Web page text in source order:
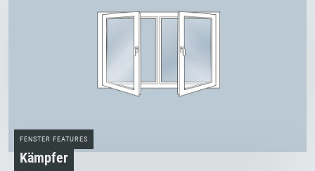
FENSTER FEATURES
Kämpfer